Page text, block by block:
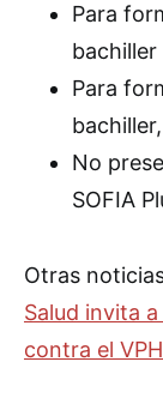
Para
Para
No
SOFIA
Otras
Salud invita
contra el